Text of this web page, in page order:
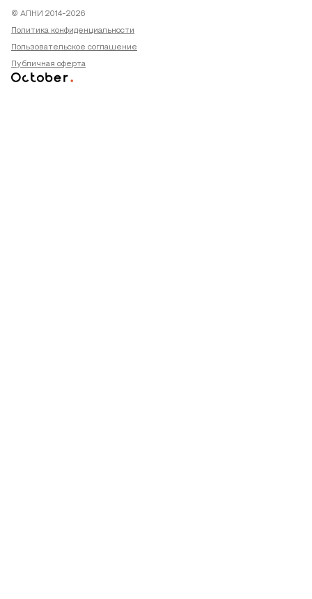
© АПНИ 2014-2026
Политика конфиденциальности
Пользовательское соглашение
Публичная оферта